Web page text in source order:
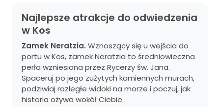
Najlepsze atrakcje do odwiedzenia
w Kos
Zamek Neratzia. Wznoszący się u wejścia do
portu w Kos, zamek Neratzia to średniowieczna
perła wzniesiona przez Rycerzy św. Jana.
Spaceruj po jego zużytych kamiennych murach,
podziwiaj rozległe widoki na morze i poczuj, jak
historia ożywa wokół Ciebie.